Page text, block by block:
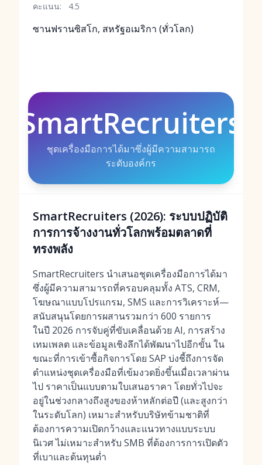
คะแนน: 4.5
ซานฟรานซิสโก, สหรัฐอเมริกา (ทั่วโลก)
SmartRecruiters
ชุดเครื่องมือการได้มาซึ่งผู้มีความสามารถ
ระดับองค์กร
SmartRecruiters (2026): ระบบปฏิบัติ
การการจ้างงานทั่วโลกพร้อมตลาดที่
ทรงพลัง
SmartRecruiters นำเสนอชุดเครื่องมือการได้มา
ซึ่งผู้มีความสามารถที่ครอบคลุมทั้ง ATS, CRM,
โฆษณาแบบโปรแกรม, SMS และการวิเคราะห์—
สนับสนุนโดยการผสานรวมกว่า 600 รายการ
ในปี 2026 การจับคู่ที่ขับเคลื่อนด้วย AI, การสร้าง
เทมเพลต และข้อมูลเชิงลึกได้พัฒนาไปอีกขั้น ใน
ขณะที่การเข้าซื้อกิจการโดย SAP บ่งชี้ถึงการจัด
ตำแหน่งชุดเครื่องมือที่เข้มงวดยิ่งขึ้นเมื่อเวลาผ่าน
ไป ราคาเป็นแบบตามใบเสนอราคา โดยทั่วไปจะ
อยู่ในช่วงกลางถึงสูงของห้าหลักต่อปี (และสูงกว่า
ในระดับโลก) เหมาะสำหรับบริษัทข้ามชาติที่
ต้องการความเปิดกว้างและแนวทางแบบระบบ
นิเวศ ไม่เหมาะสำหรับ SMB ที่ต้องการการเปิดตัว
ที่เบาและต้นทุนต่ำ